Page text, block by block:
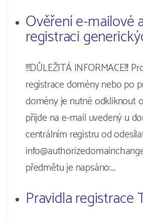
Ověření e-mailové
registraci
!!!DŮLEŽITÁ INFORMACE!!!
registrace domény nebo po
domény je nutné odkliknout
přijde na e-mail uvedený u
centrálním registru od
předmětu je napsáno:…
Pravidla registrace